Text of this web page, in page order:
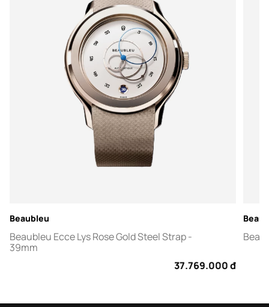
Beaubleu
Beaubleu Ecce Lys Rose Gold Steel Strap -
39mm
37.769.000 đ